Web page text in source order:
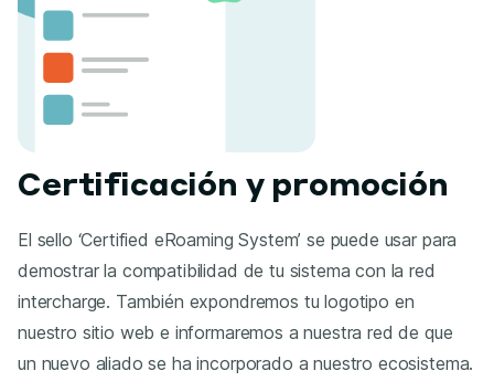
Certificación y promoción
El sello ‘Certified eRoaming System’ se puede usar para
demostrar la compatibilidad de tu sistema con la red
intercharge. También expondremos tu logotipo en
nuestro sitio web e informaremos a nuestra red de que
un nuevo aliado se ha incorporado a nuestro ecosistema.